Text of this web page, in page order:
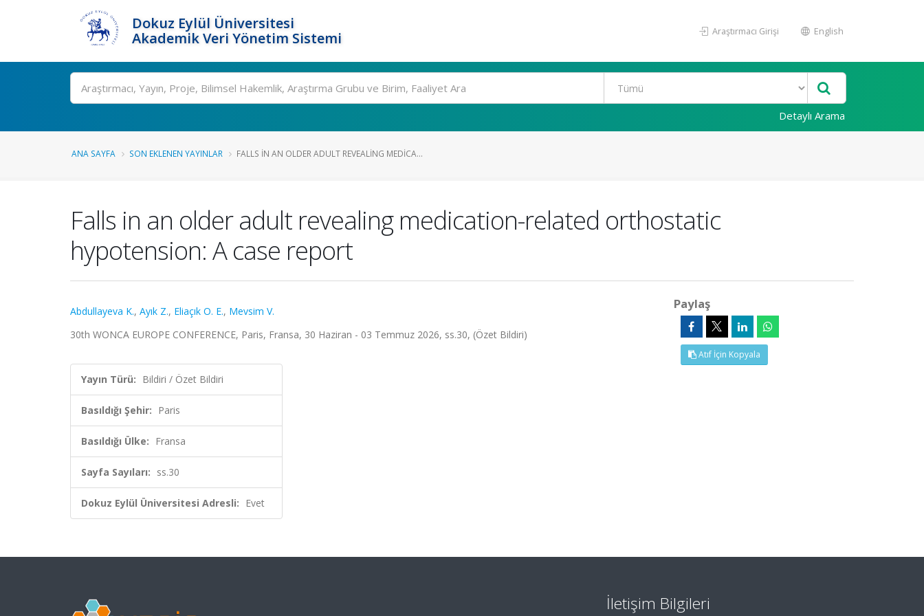
Dokuz Eylül Üniversitesi
Akademik Veri Yönetim Sistemi
Araştırmacı Girişi English
Ara
Detaylı Arama
ANA SAYFA SON EKLENEN YAYINLAR FALLS IN AN OLDER ADULT REVEALING MEDICA...
Falls in an older adult revealing medication-related orthostatic
hypotension: A case report
Abdullayeva K., Ayık Z., Eliaçık O. E., Mevsim V.
30th WONCA EUROPE CONFERENCE, Paris, Fransa, 30 Haziran - 03 Temmuz 2026, ss.30, (Özet Bildiri)
Yayın Türü: Bildiri / Özet Bildiri
Basıldığı Şehir: Paris
Basıldığı Ülke: Fransa
Sayfa Sayıları: ss.30
Dokuz Eylül Üniversitesi Adresli: Evet
Paylaş
Atıf İçin Kopyala
İletişim Bilgileri